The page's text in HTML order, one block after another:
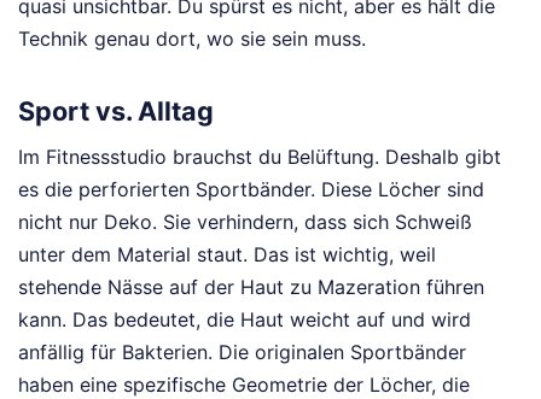
quasi unsichtbar. Du spürst es nicht, aber es hält die
Technik genau dort, wo sie sein muss.
Sport vs. Alltag
Im Fitnessstudio brauchst du Belüftung. Deshalb gibt
es die perforierten Sportbänder. Diese Löcher sind
nicht nur Deko. Sie verhindern, dass sich Schweiß
unter dem Material staut. Das ist wichtig, weil
stehende Nässe auf der Haut zu Mazeration führen
kann. Das bedeutet, die Haut weicht auf und wird
anfällig für Bakterien. Die originalen Sportbänder
haben eine spezifische Geometrie der Löcher, die